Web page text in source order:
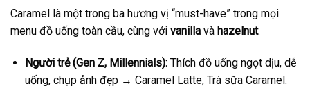
Caramel là một trong ba hương vị “must-have” trong mọi
menu đồ uống toàn cầu, cùng với vanilla và hazelnut.
Người trẻ (Gen Z, Millennials):Thích đồ uống ngọt dịu, dễ
uống, chụp ảnh đẹp → Caramel Latte, Trà sữa Caramel.